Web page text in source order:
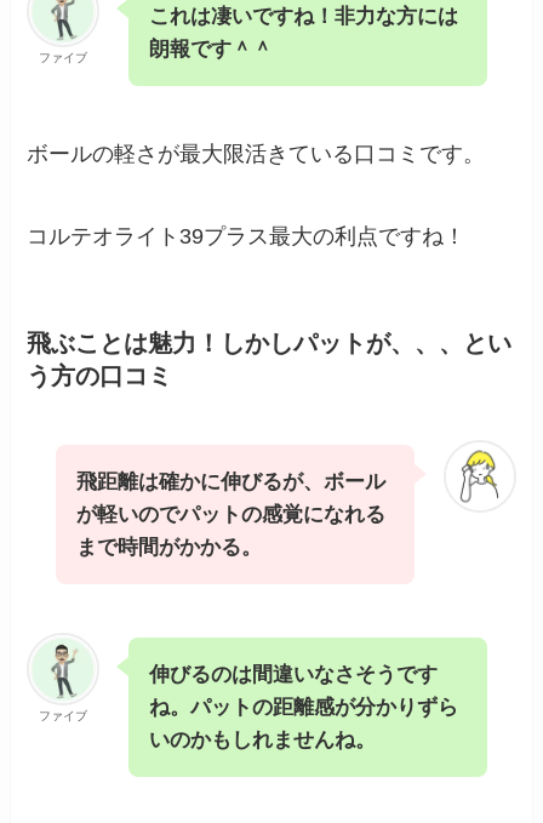
ファイブ
これは凄いですね！非力な方には
朗報です＾＾
ボールの軽さが最大限活きている口コミです。
コルテオライト39プラス最大の利点ですね！
飛ぶことは魅力！しかしパットが、、、とい
う方の口コミ
飛距離は確かに伸びるが、ボール
が軽いのでパットの感覚になれる
まで時間がかかる。
ファイブ
伸びるのは間違いなさそうです
ね。パットの距離感が分かりずら
いのかもしれませんね。